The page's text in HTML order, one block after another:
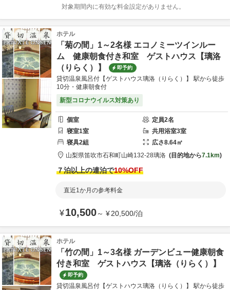
対象期間内に有効な料金設定がありません。
ホテル
「菊の間」1～2名様 エコノミーツインルー
ム 健康朝食付き和室 ゲストハウス【璃洛
（りらく）】
即予約
貸切温泉風呂付【ゲストハウス璃洛（りらく）】 駅から徒歩
10分・健康朝食付
新型コロナウイルス対策あり
個室 定員2名
寝室1室 共用浴室3室
寝具2組 広さ8.64㎡
山梨県笛吹市石和町山崎132-28璃洛 目的地から7.1km
７泊以上の連泊で10%OFF
直近1か月の参考料金
¥10,500～ ¥20,500/泊
ホテル
「竹の間」1～3名様 ガーデンビュー健康朝食
付き和室 ゲストハウス【璃洛（りらく）】
即予約
貸切温泉風呂付【ゲストハウス璃洛（りらく）】 駅から徒歩